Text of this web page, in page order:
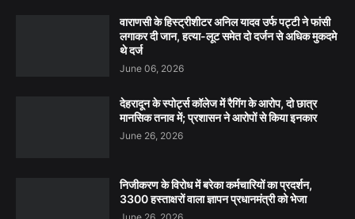
वाराणसी के हिस्ट्रीशीटर अनिल यादव उर्फ पट्टी ने फांसी
लगाकर दी जान, हत्या-लूट समेत दो दर्जन से अधिक मुकदमे
थे दर्ज
June 06, 2026
देहरादून के स्पोर्ट्स कॉलेज में रैगिंग के आरोप, दो छात्र
मानसिक तनाव में; प्रशासन ने आरोपों से किया इनकार
June 26, 2026
निजीकरण के विरोध में बरेका कर्मचारियों का प्रदर्शन,
3300 हस्ताक्षरों वाला ज्ञापन प्रधानमंत्री को भेजा